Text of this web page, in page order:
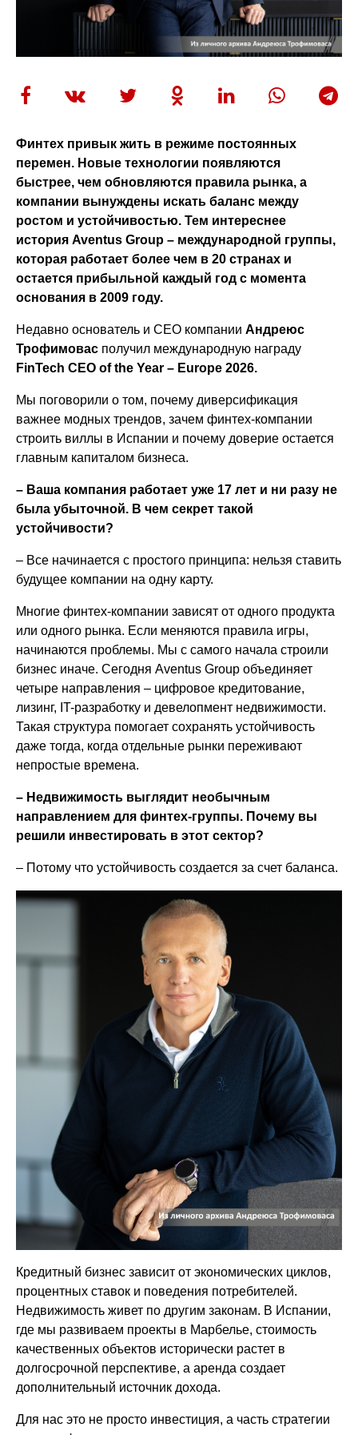
Финтех привык жить в режиме постоянных
перемен. Новые технологии появляются
быстрее, чем обновляются правила рынка, а
компании вынуждены искать баланс между
ростом и устойчивостью. Тем интереснее
история Aventus Group – международной группы,
которая работает более чем в 20 странах и
остается прибыльной каждый год с момента
основания в 2009 году.
Недавно основатель и CEO компанииАндреюс
Трофимовас получил международную награду
FinTech CEO of the Year – Europe 2026.
Мы поговорили о том, почему диверсификация
важнее модных трендов, зачем финтех-компании
строить виллы в Испании и почему доверие остается
главным капиталом бизнеса.
– Ваша компания работает уже 17 лет и ни разу не
была убыточной. В чем секрет такой
устойчивости?
– Все начинается с простого принципа: нельзя ставить
будущее компании на одну карту.
Многие финтех-компании зависят от одного продукта
или одного рынка. Если меняются правила игры,
начинаются проблемы. Мы с самого начала строили
бизнес иначе. Сегодня Aventus Group объединяет
четыре направления – цифровое кредитование,
лизинг, IT-разработку и девелопмент недвижимости.
Такая структура помогает сохранять устойчивость
даже тогда, когда отдельные рынки переживают
непростые времена.
– Недвижимость выглядит необычным
направлением для финтех-группы. Почему вы
решили инвестировать в этот сектор?
– Потому что устойчивость создается за счет баланса.
Кредитный бизнес зависит от экономических циклов,
процентных ставок и поведения потребителей.
Недвижимость живет по другим законам. В Испании,
где мы развиваем проекты в Марбелье, стоимость
качественных объектов исторически растет в
долгосрочной перспективе, а аренда создает
дополнительный источник дохода.
Для нас это не просто инвестиция, а часть стратегии